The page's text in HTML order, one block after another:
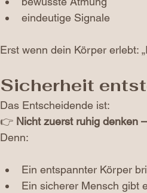
eindeutige Signale
Erst wenn dein Körper erlebt:
Sicherheit
Das Entscheidende ist:
👉 Nicht zuerst ruhig denken
Denn:
Ein entspannter Körper
Ein sicherer Mensch gibt